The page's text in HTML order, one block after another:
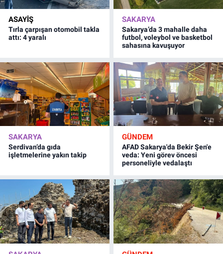
ASAYİŞ
Tırla çarpışan otomobil takla
attı: 4 yaralı
SAKARYA
Sakarya’da 3 mahalle daha
futbol, voleybol ve basketbol
sahasına kavuşuyor
SAKARYA
Serdivan’da gıda
işletmelerine yakın takip
GÜNDEM
AFAD Sakarya'da Bekir Şen'e
veda: Yeni görev öncesi
personeliyle vedalaştı